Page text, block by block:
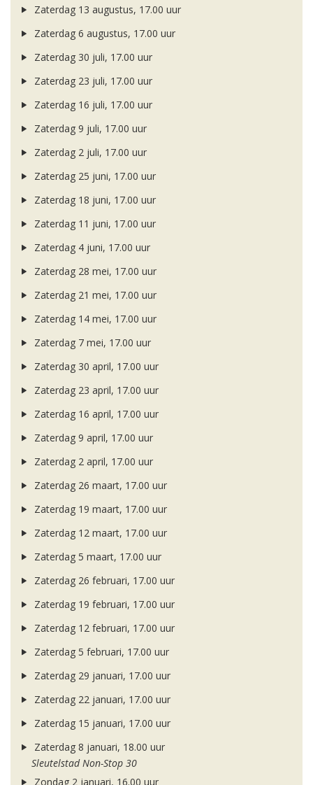
Zaterdag 13 augustus, 17.00 uur
Zaterdag 6 augustus, 17.00 uur
Zaterdag 30 juli, 17.00 uur
Zaterdag 23 juli, 17.00 uur
Zaterdag 16 juli, 17.00 uur
Zaterdag 9 juli, 17.00 uur
Zaterdag 2 juli, 17.00 uur
Zaterdag 25 juni, 17.00 uur
Zaterdag 18 juni, 17.00 uur
Zaterdag 11 juni, 17.00 uur
Zaterdag 4 juni, 17.00 uur
Zaterdag 28 mei, 17.00 uur
Zaterdag 21 mei, 17.00 uur
Zaterdag 14 mei, 17.00 uur
Zaterdag 7 mei, 17.00 uur
Zaterdag 30 april, 17.00 uur
Zaterdag 23 april, 17.00 uur
Zaterdag 16 april, 17.00 uur
Zaterdag 9 april, 17.00 uur
Zaterdag 2 april, 17.00 uur
Zaterdag 26 maart, 17.00 uur
Zaterdag 19 maart, 17.00 uur
Zaterdag 12 maart, 17.00 uur
Zaterdag 5 maart, 17.00 uur
Zaterdag 26 februari, 17.00 uur
Zaterdag 19 februari, 17.00 uur
Zaterdag 12 februari, 17.00 uur
Zaterdag 5 februari, 17.00 uur
Zaterdag 29 januari, 17.00 uur
Zaterdag 22 januari, 17.00 uur
Zaterdag 15 januari, 17.00 uur
Zaterdag 8 januari, 18.00 uur
Sleutelstad Non-Stop 30
Zondag 2 januari, 16.00 uur